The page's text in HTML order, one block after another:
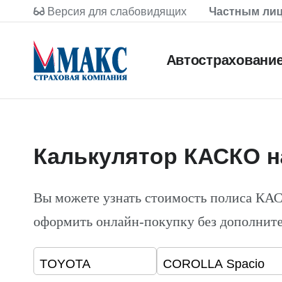
Версия для слабовидящих Частным
Калькулятор КАСКО
Вы можете узнать стоимость полиса
оформить онлайн-покупку без